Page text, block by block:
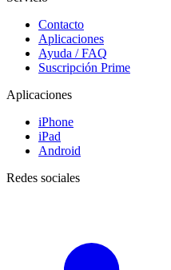
Contacto
Aplicaciones
Ayuda / FAQ
Suscripción Prime
Aplicaciones
iPhone
iPad
Android
Redes sociales